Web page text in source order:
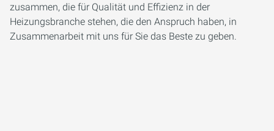
zusammen, die für Qualität und Effizienz in der
Heizungsbranche stehen, die den Anspruch haben, in
Zusammenarbeit mit uns für Sie das Beste zu geben.